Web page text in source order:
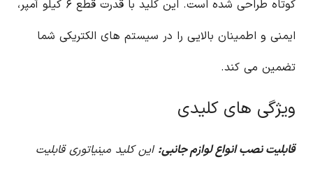
کوتاه طراحی شده است. این کلید با قدرت قطع ۶ کیلو آمپر،
ایمنی و اطمینان بالایی را در سیستم های الکتریکی شما
تضمین می کند.
ویژگی های کلیدی
قابلیت نصب انواع لوازم جانبی: این کلید مینیاتوری قابلیت